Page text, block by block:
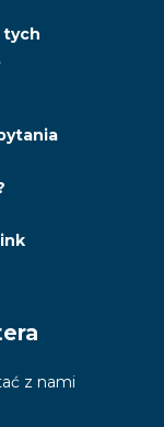
tych
z nami